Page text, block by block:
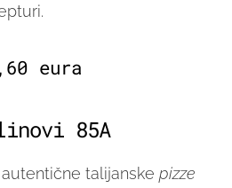
eura
85A
talijanske pizze